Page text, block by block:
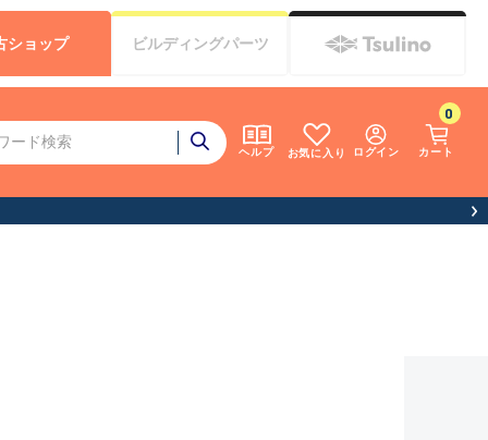
ヘルプ お気に入り ログイン カート
0
ショップ ビルディングパーツ